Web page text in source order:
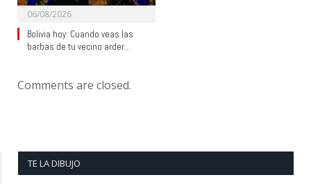
06/08/2026
Bolivia hoy: Cuando veas las
barbas de tu vecino arder…
Comments are closed.
TE LA DIBUJO